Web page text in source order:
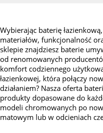
Wybierając baterię
materiałów, funkcjonalność
sklepie znajdziesz baterie
od renomowanych
komfort codziennego
łazienkowej, która połączy
działaniem? Nasza oferta
produkty dopasowane do
modeli chromowanych po
matowym lub w odcieniach